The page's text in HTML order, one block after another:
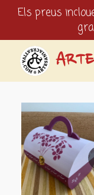
contenido
principal
Els preus